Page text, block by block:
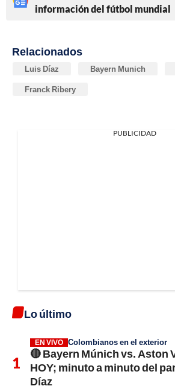
información del fútbol mundial
Relacionados
Luis Díaz Bayern Munich
Franck Ribery
PUBLICIDAD
Lo último
EN VIVO Colombianos en el exterior
🔴 Bayern Múnich vs. Aston
HOY; minuto a minuto del
Díaz